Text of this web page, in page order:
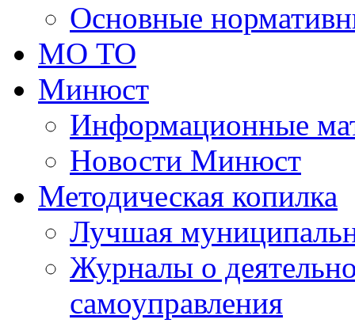
Основные
МО ТО
Минюст
Информационные
Новости Минюст
Методическая копилка
Лучшая
Журналы о
самоуправления